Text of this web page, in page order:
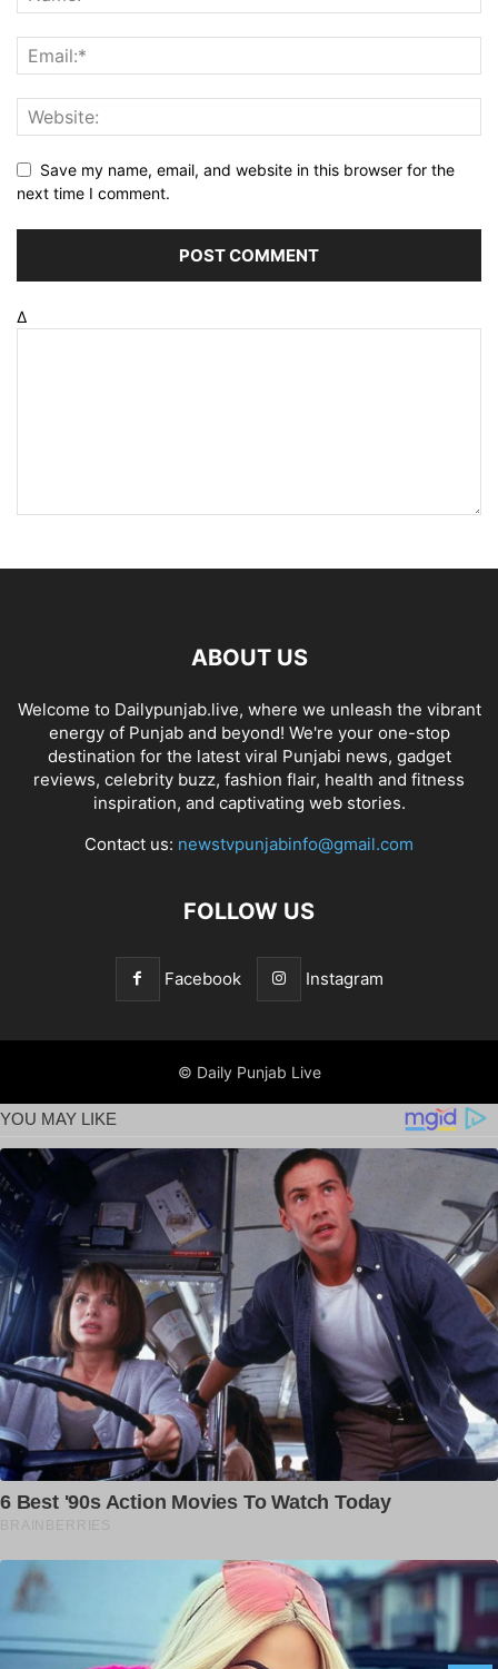
Save my name, email, and website in this browser for the
next time I comment.
Δ
ABOUT US
Welcome to Dailypunjab.live, where we unleash the vibrant
energy of Punjab and beyond! We're your one-stop
destination for the latest viral Punjabi news, gadget
reviews, celebrity buzz, fashion flair, health and fitness
inspiration, and captivating web stories.
Contact us: newstvpunjabinfo@gmail.com
FOLLOW US
Facebook Instagram
© Daily Punjab Live